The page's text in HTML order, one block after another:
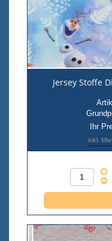
Jersey Stoffe
Ihr
inkl.